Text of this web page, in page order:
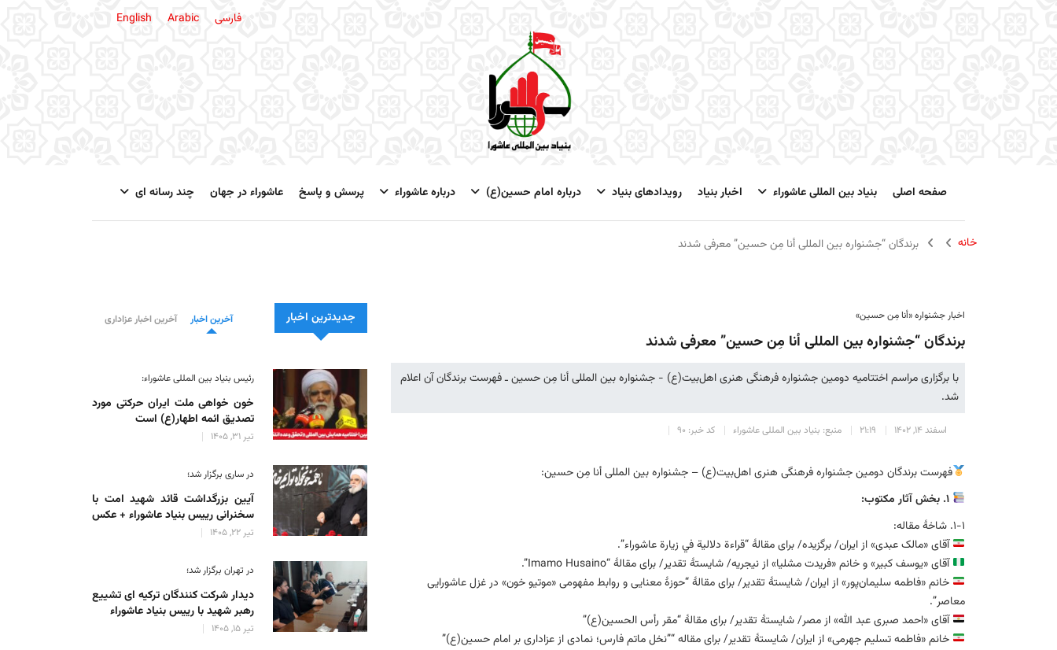
فارسی English Arabic
صفحه اصلی بنیاد بین المللی عاشوراء اخبار بنیاد رویدادهای بنیاد درباره امام حسین(ع) درباره عاشوراء پرسش و پاسخ عاشوراء در جهان چند رسانه ای
خانه برندگان “جشنواره بین المللی أنا مِن حسین” معرفی شدند
اخبار جشنواره «أنا مِن حسین»
برندگان “جشنواره بین المللی أنا مِن حسین” معرفی شدند
با برگزاری مراسم اختتامیه دومین جشنواره فرهنگی هنری اهل‌بیت(ع) - جشنواره بین المللی أنا مِن حسین ـ فهرست برندگان آن اعلام
شد.
اسفند 14, 1402 21:19 منبع: بنیاد بین المللی عاشوراء کد خبر: 90
فهرست برندگان دومین جشنواره فرهنگی هنری اهل‌بیت(ع) – جشنواره بین المللی أنا مِن حسین:
۱. بخش آثار مکتوب:
۱-۱. شاخهٔ مقاله:
آقای «مالک عبدی» از ایران/ برگزیده/ برای مقالهٔ “قراءة دلالیة في زیارة عاشوراء”.
آقای «یوسف کبیر» و خانم «فریدت مشلیا» از نیجریه/ شایستهٔ تقدیر/ برای مقالهٔ “Imamo Husaino”.
خانم «فاطمه سلیمان‌پور» از ایران/ شایستهٔ تقدیر/ برای مقالهٔ “حوزۀ معنایی و روابط مفهومی «موتیو خون» در غزل عاشورایی
معاصر”.
آقای «احمد صبری عبد الله» از مصر/ شایستهٔ تقدیر/ برای مقالهٔ “مقر رأس الحسین(ع)”
خانم «فاطمه تسلیم جهرمی» از ایران/ شایستهٔ تقدیر/ برای مقاله “”نخل ماتم فارس؛ نمادی از عزاداری بر امام حسین(ع)”
جدیدترین اخبار آخرین اخبار آخرین اخبار عزاداری
رئیس بنیاد بین المللی عاشوراء:
خون خواهی ملت ایران حرکتی مورد
تصدیق ائمه اطهار(ع) است
تیر 31, 1405
در ساری برگزار شد؛
آیین بزرگداشت قائد شهید امت با
سخنرانی رییس بنیاد عاشوراء + عکس
تیر 22, 1405
در تهران برگزار شد؛
دیدار شرکت کنندگان ترکیه ای تشییع
رهبر شهید با رییس بنیاد عاشوراء
تیر 15, 1405